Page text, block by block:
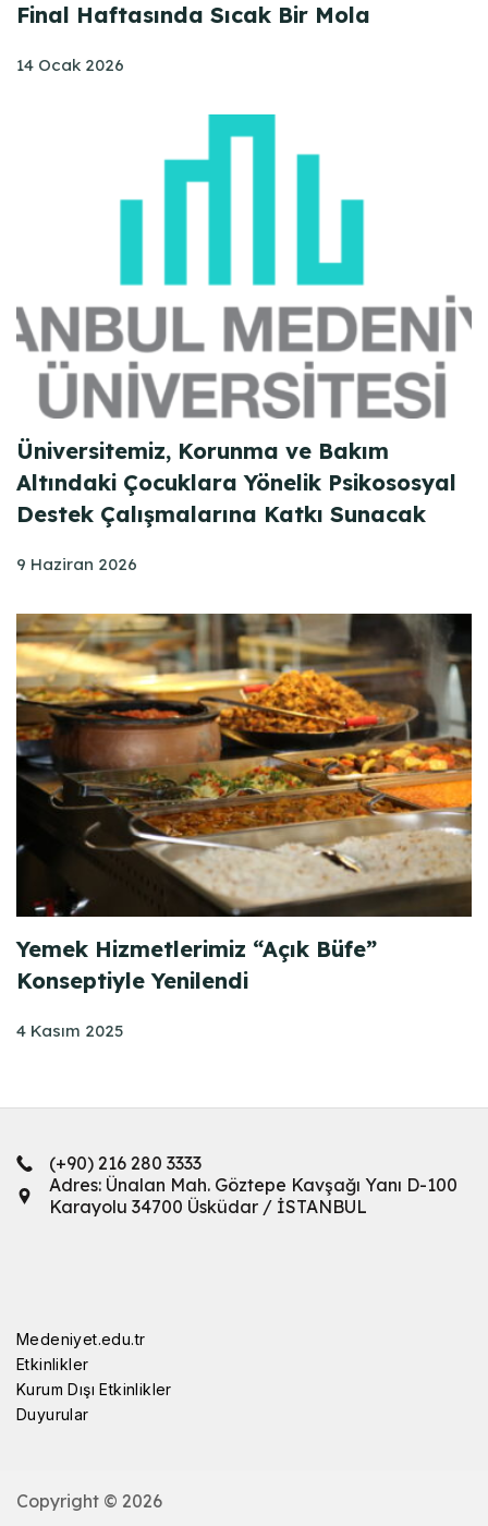
Final Haftasında Sıcak Bir Mola
14 Ocak 2026
Üniversitemiz, Korunma ve Bakım
Altındaki Çocuklara Yönelik Psikososyal
Destek Çalışmalarına Katkı Sunacak
9 Haziran 2026
Yemek Hizmetlerimiz “Açık Büfe”
Konseptiyle Yenilendi
4 Kasım 2025
(+90) 216 280 3333
Adres: Ünalan Mah. Göztepe Kavşağı Yanı D-100
Karayolu 34700 Üsküdar / İSTANBUL
Medeniyet.edu.tr
Etkinlikler
Kurum Dışı Etkinlikler
Duyurular
Copyright © 2026